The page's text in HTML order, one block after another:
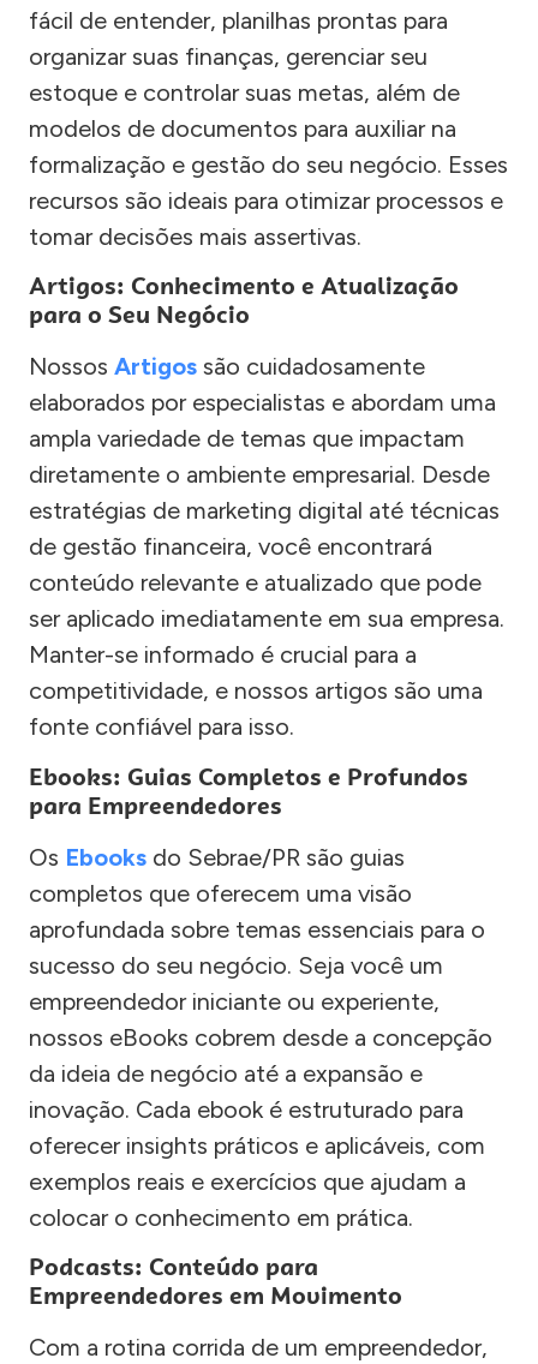
fácil de entender, planilhas prontas para
organizar suas finanças, gerenciar seu
estoque e controlar suas metas, além de
modelos de documentos para auxiliar na
formalização e gestão do seu negócio. Esses
recursos são ideais para otimizar processos e
tomar decisões mais assertivas.
Artigos: Conhecimento e Atualização
para o Seu Negócio
Nossos Artigos são cuidadosamente
elaborados por especialistas e abordam uma
ampla variedade de temas que impactam
diretamente o ambiente empresarial. Desde
estratégias de marketing digital até técnicas
de gestão financeira, você encontrará
conteúdo relevante e atualizado que pode
ser aplicado imediatamente em sua empresa.
Manter-se informado é crucial para a
competitividade, e nossos artigos são uma
fonte confiável para isso.
Ebooks: Guias Completos e Profundos
para Empreendedores
Os Ebooks do Sebrae/PR são guias
completos que oferecem uma visão
aprofundada sobre temas essenciais para o
sucesso do seu negócio. Seja você um
empreendedor iniciante ou experiente,
nossos eBooks cobrem desde a concepção
da ideia de negócio até a expansão e
inovação. Cada ebook é estruturado para
oferecer insights práticos e aplicáveis, com
exemplos reais e exercícios que ajudam a
colocar o conhecimento em prática.
Podcasts: Conteúdo para
Empreendedores em Movimento
Com a rotina corrida de um empreendedor,